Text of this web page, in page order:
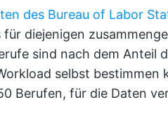
des Bureau of Labor
für diejenigen
sind nach dem Anteil
selbst
Berufen, für die Daten